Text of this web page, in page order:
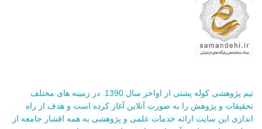
تیم پژوهشی کوله پشتی از اواخر سال 1390 در زمینه های مختلف
تحقیقات و پژوهش را به صورت آنلاین آغاز کرده است و هدف از راه
اندازی این سایت ارائه خدمات علمی و پژوهشی به همه اقشار جامعه از